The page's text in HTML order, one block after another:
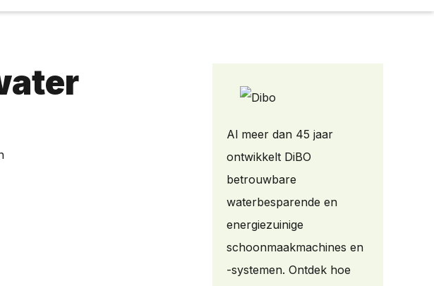
Al meer dan 45 jaar
ontwikkelt DiBO
betrouwbare
waterbesparende en
energiezuinige
schoonmaakmachines en
-systemen. Ontdek hoe